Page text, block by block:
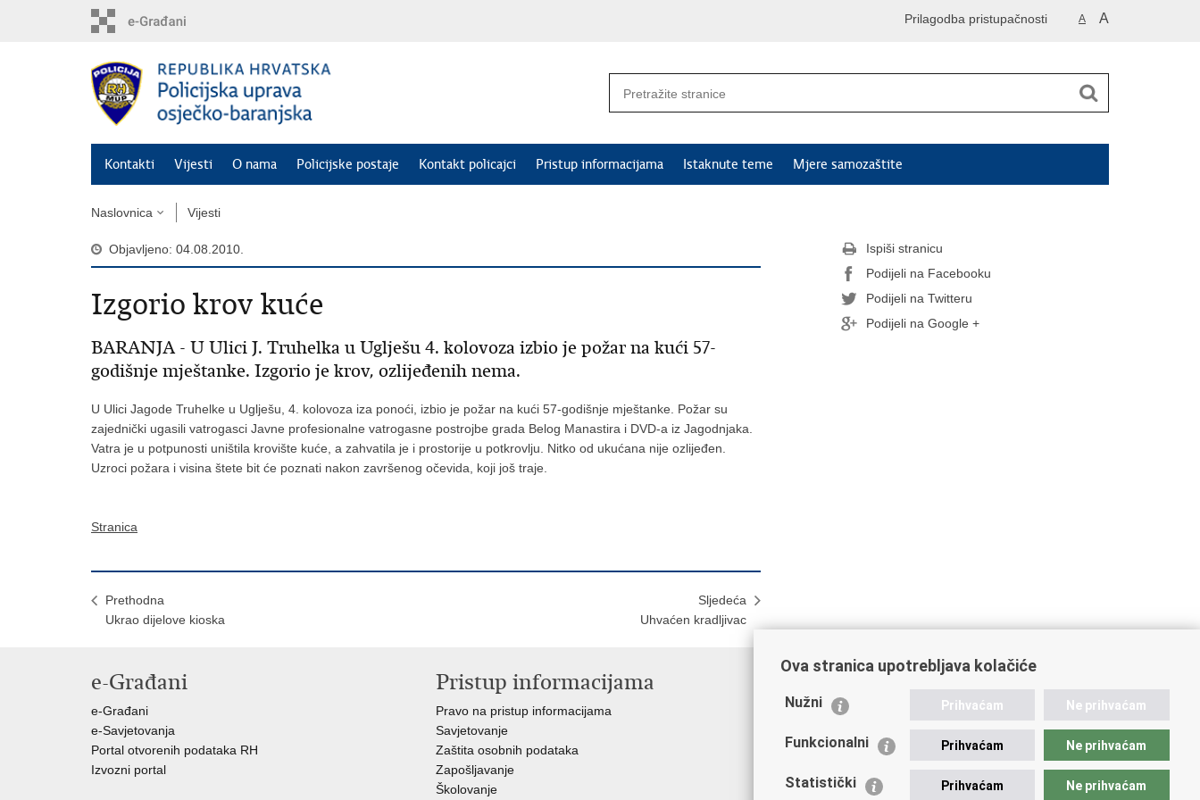
A A
Prilagodba pristupačnosti
Kontakti Vijesti O nama Policijske postaje Kontakt policajci Pristup informacijama Istaknute teme Mjere samozaštite
Naslovnica Vijesti
Objavljeno: 04.08.2010.
Izgorio krov kuće
BARANJA - U Ulici J. Truhelka u Uglješu 4. kolovoza izbio je požar na kući 57-
godišnje mještanke. Izgorio je krov, ozlijeđenih nema.
U Ulici Jagode Truhelke u Uglješu, 4. kolovoza iza ponoći, izbio je požar na kući 57-godišnje mještanke. Požar su
zajednički ugasili vatrogasci Javne profesionalne vatrogasne postrojbe grada Belog Manastira i DVD-a iz Jagodnjaka.
Vatra je u potpunosti uništila krovište kuće, a zahvatila je i prostorije u potkrovlju. Nitko od ukućana nije ozlijeđen.
Uzroci požara i visina štete bit će poznati nakon završenog očevida, koji još traje.
Stranica
Prethodna
Ukrao dijelove kioska
Sljedeća
Uhvaćen kradljivac
Ispiši stranicu
Podijeli na Facebooku
Podijeli na Twitteru
Podijeli na Google +
e-Građani
e-Građani
e-Savjetovanja
Portal otvorenih podataka RH
Izvozni portal
Pristup informacijama
Pravo na pristup informacijama
Savjetovanje
Zaštita osobnih podataka
Zapošljavanje
Školovanje
Važne poveznice
Ministarstvo unutarnjih poslova
Udruge
Policijska akademija
Ova stranica upotrebljava kolačiće
Nužni Prihvaćam Ne prihvaćam
Funkcionalni Prihvaćam Ne prihvaćam
Statistički Prihvaćam Ne prihvaćam